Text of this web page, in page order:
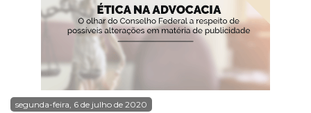
segunda-feira, 6 de julho de 2020